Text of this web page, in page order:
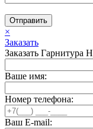
Отправить
×
Заказать
Заказать Гарнитура
Ваше имя:
Номер телефона:
Ваш E-mail: